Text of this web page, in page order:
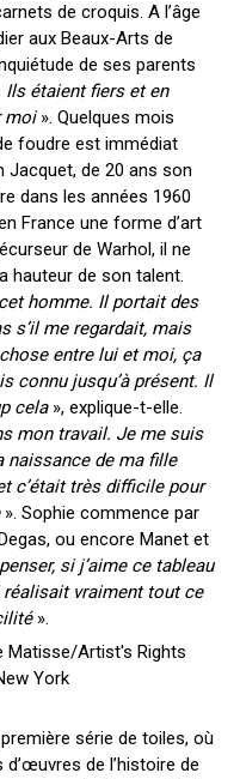
de croquis. A l’âge
aux Beaux-Arts de
de ses parents
Ils étaient fiers et en
moi». Quelques mois
foudre est immédiat
Jacquet, de 20 ans son
dans les années 1960
France une forme d’art
de Warhol, il ne
hauteur de son talent.
homme. Il portait des
s’il me regardait, mais
entre lui et moi, ça
connu jusqu’à présent. Il
cela», explique-t-elle.
mon travail. Je me suis
naissance de ma fille
c’était très difficile pour
». Sophie commence par
ou encore Manet et
si j’aime ce tableau
réalisait vraiment tout ce
».
série de toiles, où
de l’histoire de